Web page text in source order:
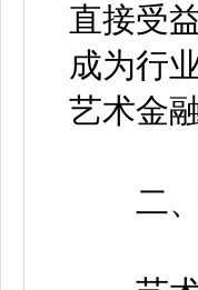
直接受
成为行
艺术金
二、